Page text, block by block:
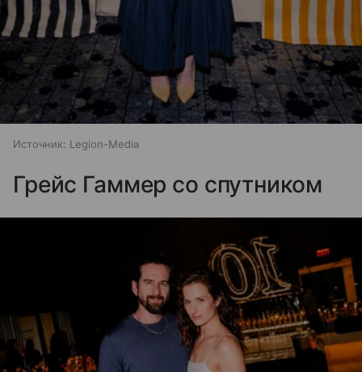
Источник: Legion-Media
Грейс Гаммер со спутником